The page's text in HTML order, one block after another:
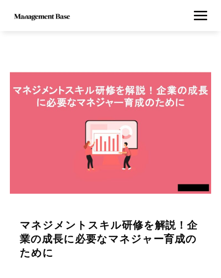
マネジメントスキル研修を解説！企
業の成長に必要なマネジャー育成の
ために